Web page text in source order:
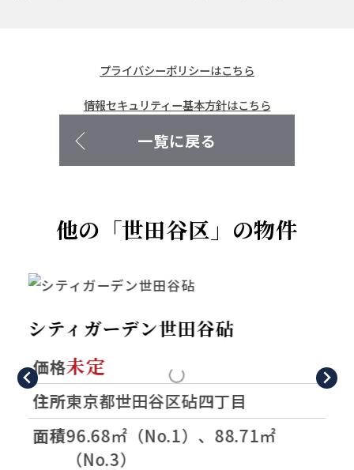
京ガス）・公営水道（東
京都）
工事完了予定 完了済
私道負担 なし
その他負担
負担金 なし
プライバシーポリシーはこちら
情報セキュリティー基本方針はこちら
一覧に戻る
他の「世田谷区」の物件
シティガーデン成城七丁目
価格13,500万円
住所東京都世田谷区成城七丁目1129番
32（地番）
138.50㎡